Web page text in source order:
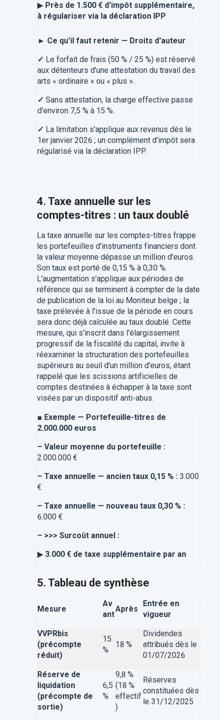
▶ Près de 1.500 € d'impôt supplémentaire,
à régulariser via la déclaration IPP
► Ce qu'il faut retenir — Droits d'auteur
✓ Le forfait de frais (50 % / 25 %) est réservé
aux détenteurs d'une attestation du travail des
arts « ordinaire » ou « plus ».
✓ Sans attestation, la charge effective passe
d'environ 7,5 % à 15 %.
✓ La limitation s'applique aux revenus dès le
1er janvier 2026 ; un complément d'impôt sera
régularisé via la déclaration IPP.
4. Taxe annuelle sur les
comptes-titres : un taux doublé
La taxe annuelle sur les comptes-titres frappe
les portefeuilles d'instruments financiers dont
la valeur moyenne dépasse un million d'euros.
Son taux est porté de 0,15 % à 0,30 %.
L'augmentation s'applique aux périodes de
référence qui se terminent à compter de la date
de publication de la loi au Moniteur belge ; la
taxe prélevée à l'issue de la période en cours
sera donc déjà calculée au taux doublé. Cette
mesure, qui s'inscrit dans l'élargissement
progressif de la fiscalité du capital, invite à
réexaminer la structuration des portefeuilles
supérieurs au seuil d'un million d'euros, étant
rappelé que les scissions artificielles de
comptes destinées à échapper à la taxe sont
visées par un dispositif anti-abus.
■ Exemple — Portefeuille-titres de
2.000.000 euros
– Valeur moyenne du portefeuille :
2.000.000 €
– Taxe annuelle — ancien taux 0,15 % : 3.000
€
– Taxe annuelle — nouveau taux 0,30 % :
6.000 €
– >>> Surcoût annuel :
▶ 3.000 € de taxe supplémentaire par an
5. Tableau de synthèse
Mesure
Av
ant
Après
Entrée en
vigueur
VVPRbis
(précompte
réduit)
15
%
18 %
Dividendes
attribués dès le
01/07/2026
Réserve de
liquidation
(précompte de
sortie)
6,5
%
9,8 %
(18 %
effectif
)
Réserves
constituées dès
le 31/12/2025